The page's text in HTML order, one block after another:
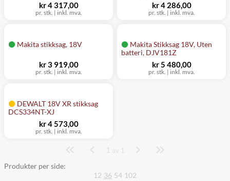
pr. stk. | inkl. mva.
kr 4 317,00
pr. stk. | inkl. mva.
kr 4 286,00
Makita stikksag, 18V
pr. stk. | inkl. mva.
kr 3 919,00
Makita Stikksag 18V, Uten
batteri, DJV181Z
pr. stk. | inkl. mva.
kr 5 480,00
DEWALT 18V XR stikksag
DCS334NT-XJ
pr. stk. | inkl. mva.
kr 4 573,00
Side
1 av 1
Produkter per side:
12 36 54 102